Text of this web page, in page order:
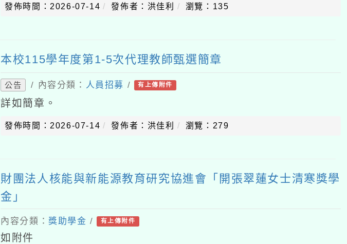
發佈時間：2026-07-14 發佈者：洪佳利 瀏覽：135
本校115學年度第1-5次代理教師甄選簡章
公告 / 內容分類： 人員招募 / 有上傳附件
詳如簡章。
發佈時間：2026-07-14 發佈者：洪佳利 瀏覽：279
財團法人核能與新能源教育研究協進會「開張翠蓮女士清寒獎學
金」
內容分類：獎助學金 / 有上傳附件
如附件